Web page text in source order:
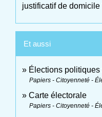
justificatif de domicile
Et aussi
Élections
Papiers - Citoyenneté -
Carte électorale
Papiers - Citoyenneté -